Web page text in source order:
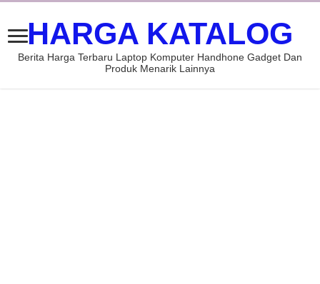
HARGA KATALOG
Berita Harga Terbaru Laptop Komputer Handhone Gadget Dan
Produk Menarik Lainnya